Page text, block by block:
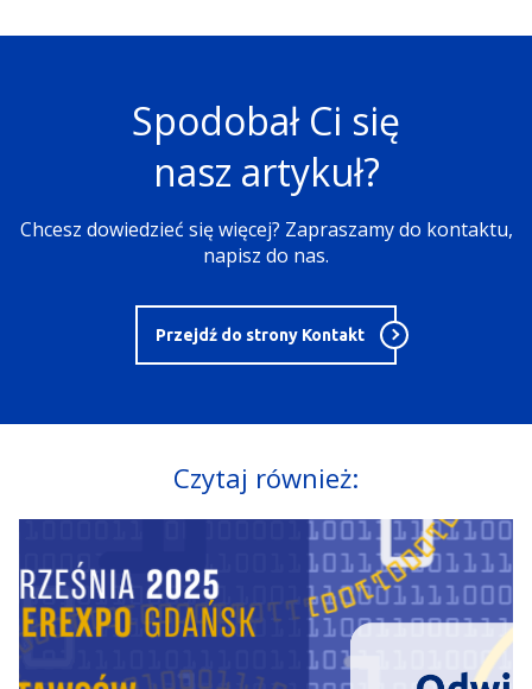
Spodobał Ci się
nasz artykuł?
Chcesz dowiedzieć się więcej? Zapraszamy do kontaktu,
napisz do nas.
Przejdź do strony Kontakt
Czytaj również: